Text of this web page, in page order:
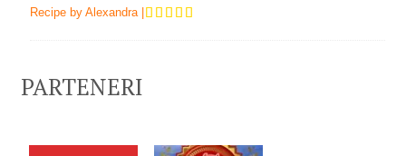
Recipe by Alexandra|
PARTENERI